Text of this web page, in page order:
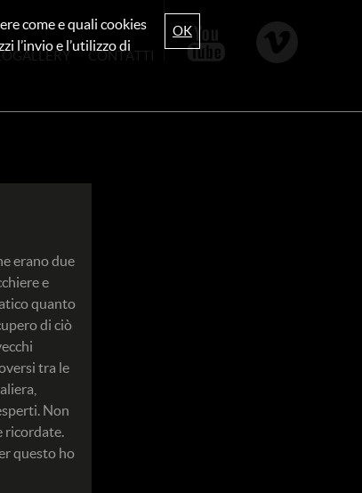
come e quali cookies
l’invio e l’utilizzo di
OK
CONTATTI
erano due
e
quanto
di ciò
tra le
Non
ricordate.
questo ho